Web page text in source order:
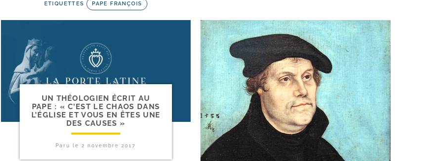
ETIQUETTES PAPE FRANÇOIS
UN THÉOLOGIEN ÉCRIT AU
PAPE : « C’EST LE CHAOS DANS
L’ÉGLISE ET VOUS EN ÊTES UNE
DES CAUSES »
Paru le2 novembre 2017